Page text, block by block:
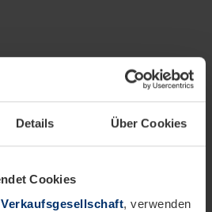
Details Über Cookies
Cookies
, verwenden